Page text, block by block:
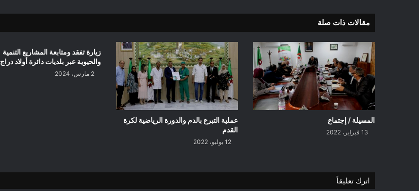
مقالات ذات صلة
المسيلة / إجتماع
13 فبراير، 2022
عملية التبرع بالدم والدورة الرياضية لكرة
القدم
12 يوليو، 2022
زيارة تفقد ومتابعة المشاريع التنمية
والحيوية عبر بلديات دائرة أولاد دراج
2 مارس، 2024
اترك تعليقاً